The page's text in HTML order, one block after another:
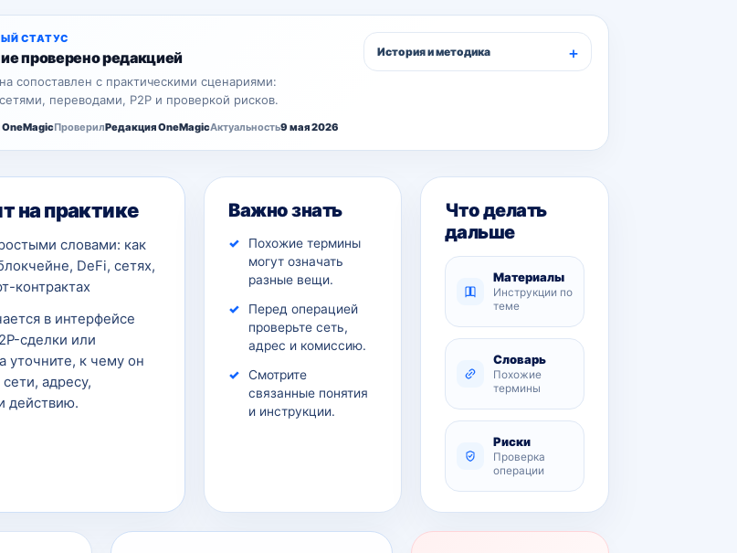
СТАТУС
проверено редакцией
сопоставлен с практическими сценариями:
переводами, P2P и проверкой рисков.
ПроверилРедакция OneMagicАктуальность9 мая 2026
История и методика
на практике
словами: как
DeFi, сетях,
контрактах
в интерфейсе
сделки или
уточните, к чему он
сети, адресу,
действию.
Важно знать
Похожие термины
могут означать
разные вещи.
Перед операцией
проверьте сеть,
адрес и комиссию.
Смотрите
связанные понятия
и инструкции.
Что делать
дальше
Материалы
Инструкции по
теме
Словарь
Похожие
термины
Риски
Проверка
операции